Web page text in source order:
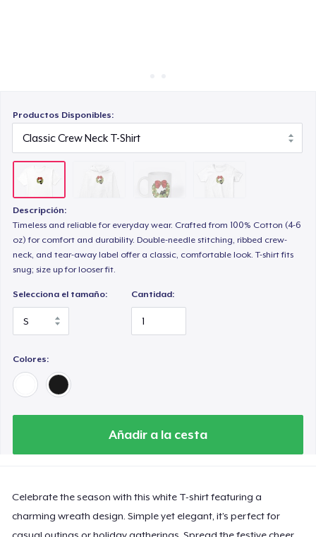
Productos Disponibles:
Descripción:
Timeless and reliable for everyday wear. Crafted from 100% Cotton (4-6
oz) for comfort and durability. Double-needle stitching, ribbed crew-
neck, and tear-away label offer a classic, comfortable look. T-shirt fits
snug; size up for looser fit.
Selecciona el tamaño: Cantidad:
Colores:
Añadir a la cesta
Celebrate the season with this white T-shirt featuring a
charming wreath design. Simple yet elegant, it’s perfect for